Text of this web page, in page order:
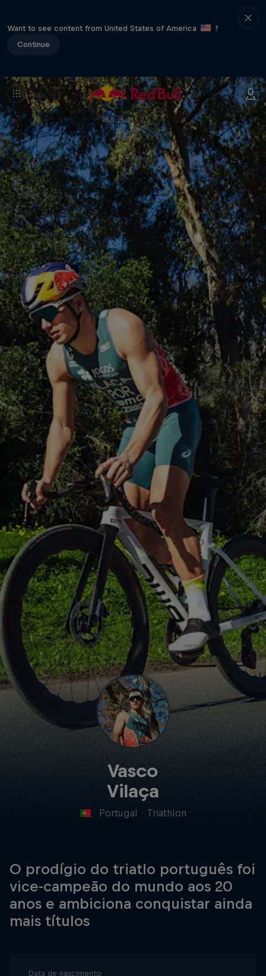
Want to see content from United States of America
?
Continue
Vasco
Vilaça
Portugal · Triathlon
O prodígio do triatlo português foi
vice-campeão do mundo aos 20
anos e ambiciona conquistar ainda
mais títulos
Data de nascimento